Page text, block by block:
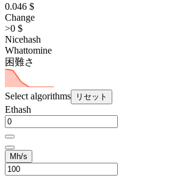
0.046 $
Change
>0 $
Nicehash
Whattomine
困難さ
Select algorithms リセット
Ethash
Mh/s